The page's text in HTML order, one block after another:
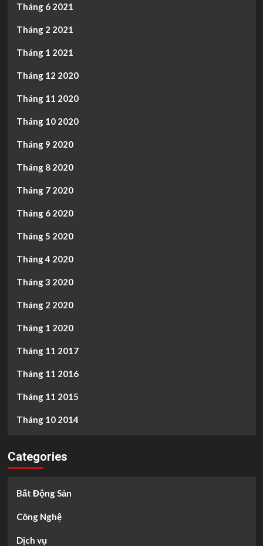
Tháng 6 2021
Tháng 2 2021
Tháng 1 2021
Tháng 12 2020
Tháng 11 2020
Tháng 10 2020
Tháng 9 2020
Tháng 8 2020
Tháng 7 2020
Tháng 6 2020
Tháng 5 2020
Tháng 4 2020
Tháng 3 2020
Tháng 2 2020
Tháng 1 2020
Tháng 11 2017
Tháng 11 2016
Tháng 11 2015
Tháng 10 2014
Categories
Bất Động Sản
Công Nghệ
Dịch vụ